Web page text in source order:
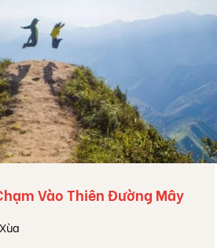
Vào Thiên Đường Mây